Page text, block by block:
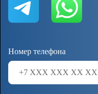
Номер телефона